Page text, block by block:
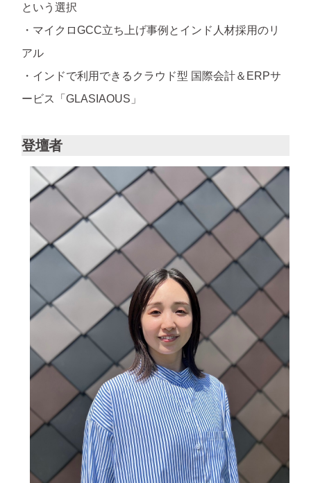
という選択
・マイクロGCC立ち上げ事例とインド人材採用のリ
アル
・インドで利用できるクラウド型 国際会計＆ERPサ
ービス「GLASIAOUS」
登壇者